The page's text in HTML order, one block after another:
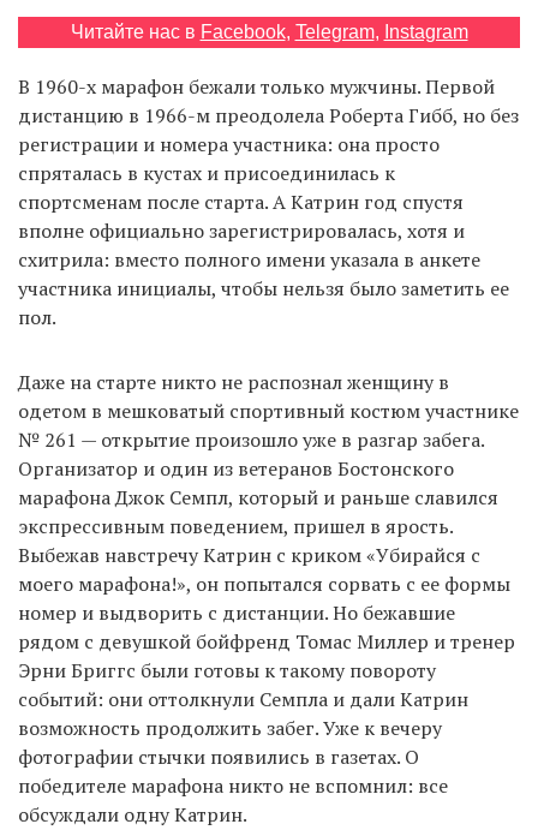
Читайте нас в Facebook, Telegram, Instagram
В 1960-х марафон бежали только мужчины. Первой
дистанцию в 1966-м преодолела Роберта Гибб, но без
регистрации и номера участника: она просто
спряталась в кустах и присоединилась к
спортсменам после старта. А Катрин год спустя
вполне официально зарегистрировалась, хотя и
схитрила: вместо полного имени указала в анкете
участника инициалы, чтобы нельзя было заметить ее
пол.
Даже на старте никто не распознал женщину в
одетом в мешковатый спортивный костюм участнике
№ 261 — открытие произошло уже в разгар забега.
Организатор и один из ветеранов Бостонского
марафона Джок Семпл, который и раньше славился
экспрессивным поведением, пришел в ярость.
Выбежав навстречу Катрин с криком «Убирайся с
моего марафона!», он попытался сорвать с ее формы
номер и выдворить с дистанции. Но бежавшие
рядом с девушкой бойфренд Томас Миллер и тренер
Эрни Бриггс были готовы к такому повороту
событий: они оттолкнули Семпла и дали Катрин
возможность продолжить забег. Уже к вечеру
фотографии стычки появились в газетах. О
победителе марафона никто не вспомнил: все
обсуждали одну Катрин.